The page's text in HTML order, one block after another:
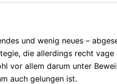
und wenig neues –
die allerdings recht
vor allem darum unter
auch gelungen ist.